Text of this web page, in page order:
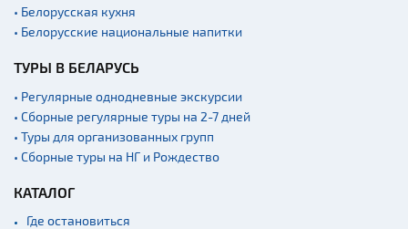
• Белорусская кухня
• Белорусские национальные напитки
ТУРЫ В БЕЛАРУСЬ
• Регулярные однодневные экскурсии
• Сборные регулярные туры на 2-7 дней
• Туры для организованных групп
• Сборные туры на НГ и Рождество
КАТАЛОГ
Где остановиться